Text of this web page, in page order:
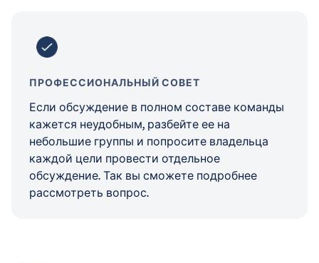
ПРОФЕССИОНАЛЬНЫЙ СОВЕТ
Если обсуждение в полном составе команды
кажется неудобным, разбейте ее на
небольшие группы и попросите владельца
каждой цели провести отдельное
обсуждение. Так вы сможете подробнее
рассмотреть вопрос.